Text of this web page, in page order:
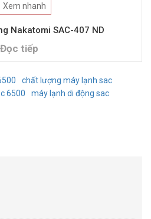
Xem nhanh
Nakatomi SAC-407 ND
Đọc tiếp
chất lượng máy lạnh sac
6500
máy lạnh di động sac